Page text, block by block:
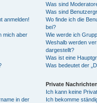
anmelden!
mich aber
in der
Was sind
Was sind
Wo finde ich die
bei?
Wie werde ich
Weshalb werden
dargestellt?
Was ist eine
Was bedeutet der
Private
Ich kann keine
Ich bekomme